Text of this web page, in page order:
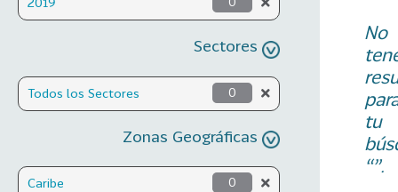
Sectores
Todos los Sectores 0
Zonas Geográficas
Caribe 0
No
tu
“”.